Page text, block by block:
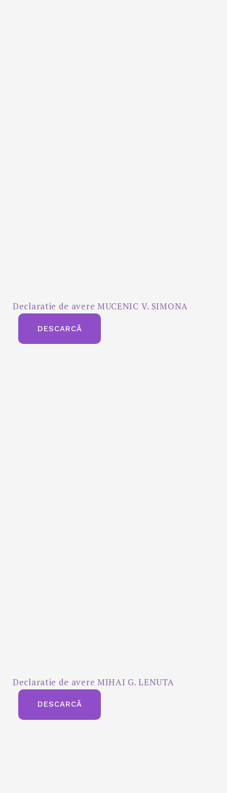
Declaratie de avere MUCENIC V. SIMONA
DESCARCĂ
Declaratie de avere MIHAI G. LENUTA
DESCARCĂ